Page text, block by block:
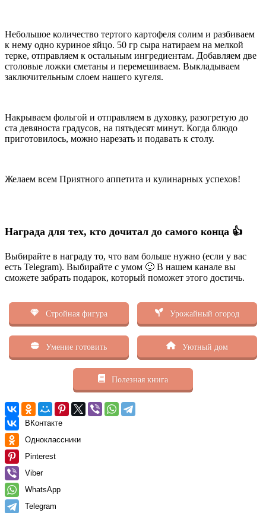
Небольшое количество тертого картофеля солим и разбиваем
к нему одно куриное яйцо. 50 гр сыра натираем на мелкой
терке, отправляем к остальным ингредиентам. Добавляем две
столовые ложки сметаны и перемешиваем. Выкладываем
заключительным слоем нашего кугеля.
Накрываем фольгой и отправляем в духовку, разогретую до
ста девяноста градусов, на пятьдесят минут. Когда блюдо
приготовилось, можно нарезать и подавать к столу.
Желаем всем Приятного аппетита и кулинарных успехов!
Награда для тех, кто дочитал до самого конца 👍
Выбирайте в награду то, что вам больше нужно (если у вас
есть Telegram). Выбирайте с умом 🙂 В нашем канале вы
сможете забрать подарок, который поможет этого достичь.
Стройная фигура Урожайный огород
Умение готовить Уютный дом
Полезная книга
ВКонтакте
Одноклассники
Pinterest
Viber
WhatsApp
Telegram